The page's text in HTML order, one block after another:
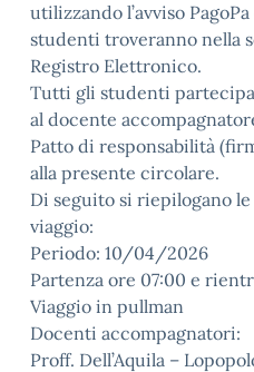
utilizzando l’avviso
studenti troveranno nella
Registro Elettronico.
Tutti gli studenti
al docente
Patto di responsabilità
alla presente circolare.
Di seguito si riepilogano
viaggio:
Periodo: 10/04/2026
Partenza ore 07:00 e
Viaggio in pullman
Docenti accompagnatori:
Proff. Dell’Aquila –